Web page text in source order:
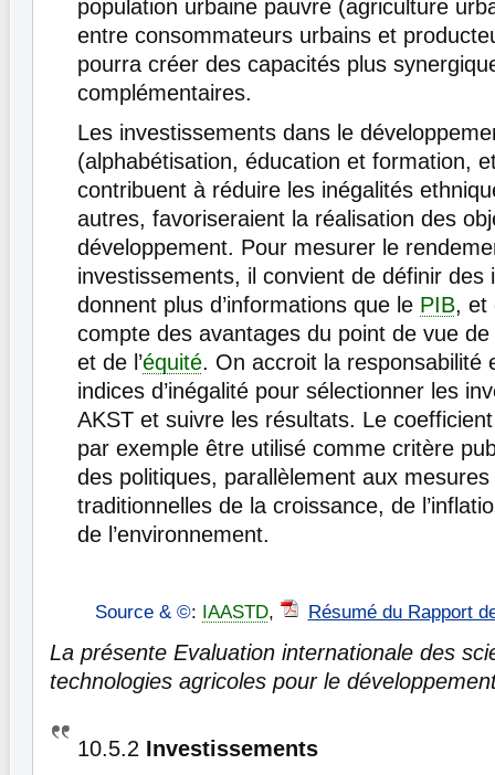
population urbaine pauvre (agriculture
entre consommateurs urbains et
pourra créer des capacités plus
complémentaires.
Les investissements dans le
(alphabétisation, éducation et formation,
contribuent à réduire les inégalités
autres, favoriseraient la réalisation des
développement. Pour mesurer le
investissements, il convient de définir des
donnent plus d’informations que le PIB, et
compte des avantages du point de vue de
et de l’équité. On accroit la responsabilité
indices d’inégalité pour sélectionner les
AKST et suivre les résultats. Le
par exemple être utilisé comme critère
des politiques, parallèlement aux mesures
traditionnelles de la croissance, de
de l’environnement.
Source & ©: IAASTD, Résumé du Rapport
La présente Evaluation internationale des
technologies agricoles pour le
10.5.2 Investissements